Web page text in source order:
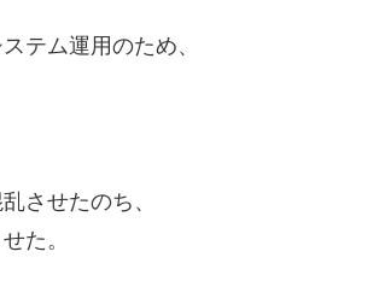
テム運用のため、
させたのち、
た。